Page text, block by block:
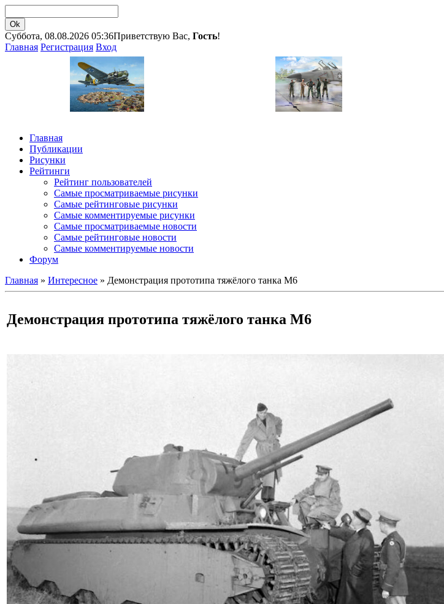
Суббота, 08.08.2026 05:36Приветствую Вас, Гость!
Главная Регистрация Вход
Главная
Публикации
Рисунки
Рейтинги
Рейтинг пользователей
Самые просматриваемые рисунки
Самые рейтинговые рисунки
Самые комментируемые рисунки
Самые просматриваемые новости
Самые рейтинговые новости
Самые комментируемые новости
Форум
Главная » Интересное » Демонстрация прототипа тяжёлого танка М6
Демонстрация прототипа тяжёлого танка М6